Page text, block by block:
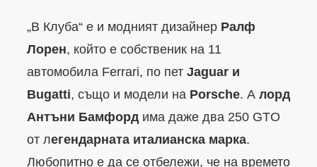
„В Клуба“ е и модният дизайнер Ралф
Лорен, който е собственик на 11
автомобила Ferrari, по пет Jaguar и
Bugatti, също и модели на Porsche. А лорд
Антъни Бамфорд има даже два 250 GTO
от легендарната италианска марка.
Любопитно е да се отбележи, че на времето